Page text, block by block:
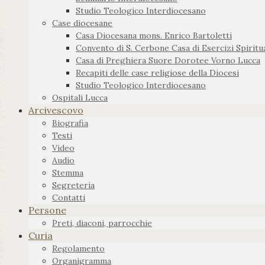
Studio Teologico Interdiocesano
Case diocesane
Casa Diocesana mons. Enrico Bartoletti
Convento di S. Cerbone Casa di Esercizi
Casa di Preghiera Suore Dorotee Vorno Lucca
Recapiti delle case religiose della Diocesi
Studio Teologico Interdiocesano
Ospitali Lucca
Arcivescovo
Biografia
Testi
Video
Audio
Stemma
Segreteria
Contatti
Persone
Preti, diaconi, parrocchie
Curia
Regolamento
Organigramma